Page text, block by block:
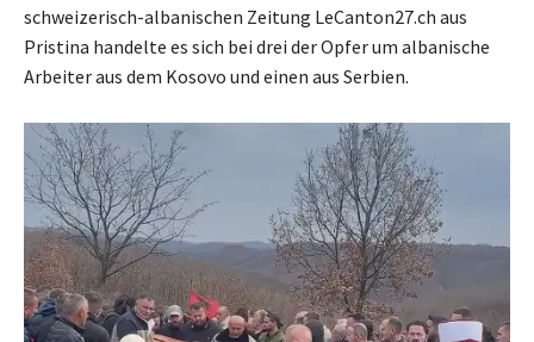
schweizerisch-albanischen Zeitung LeCanton27.ch aus
Pristina handelte es sich bei drei der Opfer um albanische
Arbeiter aus dem Kosovo und einen aus Serbien.